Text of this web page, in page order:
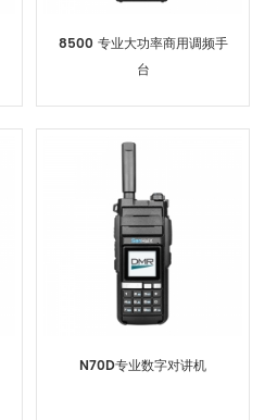
8500 专业大功率商用调频手
台
N70D专业数字对讲机